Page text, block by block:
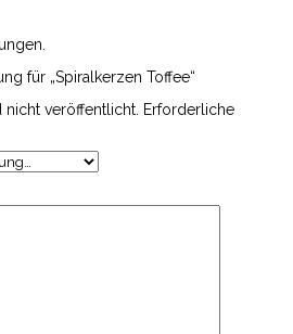
für „Spiralkerzen Toffee“
nicht veröffentlicht. Erforderliche